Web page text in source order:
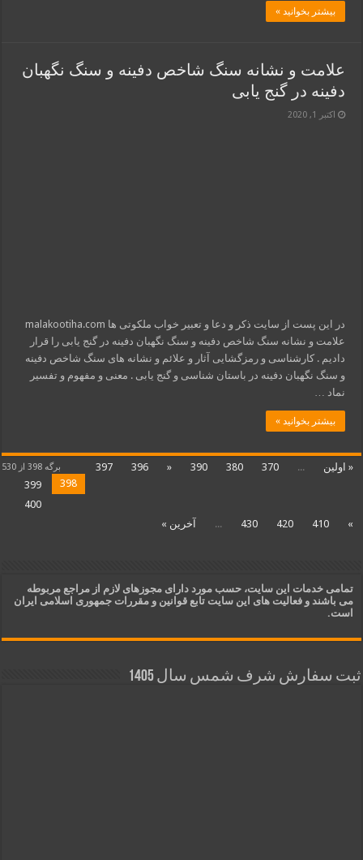
بیشتر بخوانید »
علامت و نشانه سنگ شاخص دفینه و سنگ نگهبان
دفینه در گنج یابی
اکتبر 1, 2020
در این پست از سایت ذکر و دعا و تعبیر خواب ملکوتی ها malakootiha.com
علامت و نشانه سنگ شاخص دفینه و سنگ نگهبان دفینه در گنج یابی را قرار
دادیم . کارشناسی و رمزگشایی آثار و علائم و نشانه های سنگ شاخص دفینه
و سنگ نگهبان دفینه در باستان شناسی و گنج یابی . معنی و مفهوم و تفسیر
نماد …
بیشتر بخوانید »
برگه 398 از 530 « اولین ...
370
380
390
«
396
397
398
399
400
»
410
420
430
... آخرین »
تمامی خدمات این سایت، حسب مورد دارای مجوزهای لازم از مراجع مربوطه
می باشند و فعالیت های این سایت تابع قوانین و مقررات جمهوری اسلامی ایران
است.
ثبت سفارش شرف شمس سال 1405